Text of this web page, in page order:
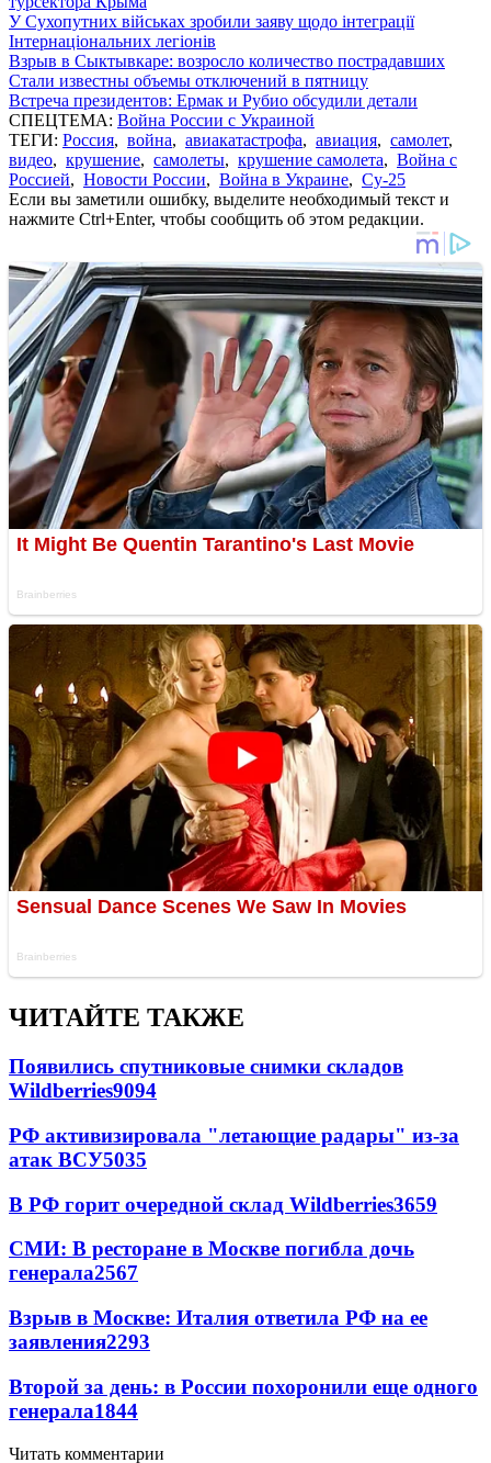
У Сухопутних військах зробили заяву щодо інтеграції
Інтернаціональних легіонів
Взрыв в Сыктывкаре: возросло количество пострадавших
Стали известны объемы отключений в пятницу
Встреча президентов: Ермак и Рубио обсудили детали
СПЕЦТЕМА: Война России с Украиной
ТЕГИ: Россия, война, авиакатастрофа, авиация, самолет,
видео, крушение, самолеты, крушение самолета, Война с
Россией, Новости России, Война в Украине, Су-25
Если вы заметили ошибку, выделите необходимый текст и
нажмите Ctrl+Enter, чтобы сообщить об этом редакции.
ЧИТАЙТЕ ТАКЖЕ
Появились спутниковые снимки складов
Wildberries9094
РФ активизировала "летающие радары" из-за
атак ВСУ5035
В РФ горит очередной склад Wildberries3659
СМИ: В ресторане в Москве погибла дочь
генерала2567
Взрыв в Москве: Италия ответила РФ на ее
заявления2293
Второй за день: в России похоронили еще одного
генерала1844
Читать комментарии